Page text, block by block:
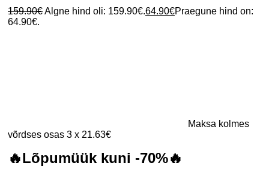
159.90€Algne hind oli: 159.90€.64.90€Praegune hind on:
64.90€.
Maksa kolmes
võrdses osas 3 x 21.63€
🔥Lõpumüük kuni -70%🔥